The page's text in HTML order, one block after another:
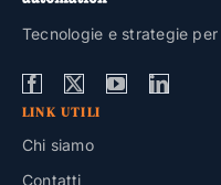
Tecnologie e strategie
LINK UTILI
Chi siamo
Contatti